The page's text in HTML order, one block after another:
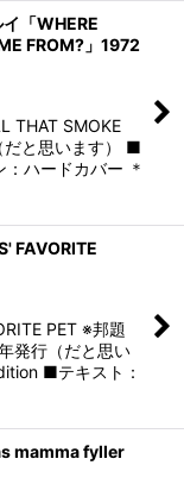
「WHERE
FROM?」1972
THAT SMOKE
だと思います） ■
ハードカバー ＊
FAVORITE
PET ※邦題
発行（だと思い
■テキスト：
mamma fyller